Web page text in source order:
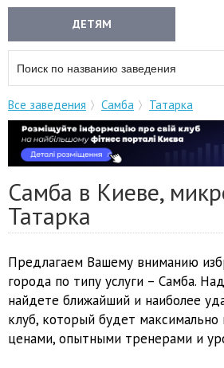
ДЕТЯМ
Все заведения Самба Татарка
Самба в Киеве,
Татарка
Предлагаем Вашему вниманию
города по типу услуги – Самба.
найдете ближайший и наиболее
клуб, который будет
ценами, опытными тренерами и